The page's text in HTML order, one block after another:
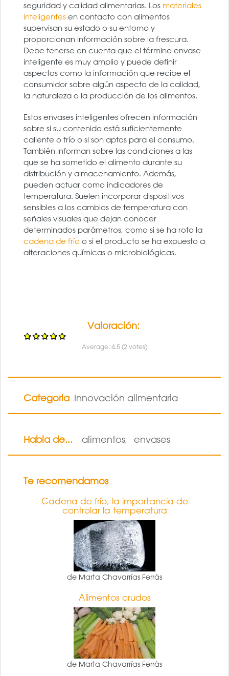
seguridad y calidad alimentarias. Los materiales
inteligentes en contacto con alimentos
supervisan su estado o su entorno y
proporcionan información sobre la frescura.
Debe tenerse en cuenta que el término envase
inteligente es muy amplio y puede definir
aspectos como la información que recibe el
consumidor sobre algún aspecto de la calidad,
la naturaleza o la producción de los alimentos.
Estos envases inteligentes ofrecen información
sobre si su contenido está suficientemente
caliente o frío o si son aptos para el consumo.
También informan sobre las condiciones a las
que se ha sometido el alimento durante su
distribución y almacenamiento. Además,
pueden actuar como indicadores de
temperatura. Suelen incorporar dispositivos
sensibles a los cambios de temperatura con
señales visuales que dejan conocer
determinados parámetros, como si se ha roto la
cadena de frío o si el producto se ha expuesto a
alteraciones químicas o microbiológicas.
Valoración:
Average: 4.5(2 votes)
Categoria Innovación alimentaria
Habla de... alimentos, envases
Te recomendamos
Cadena de frío, la importancia de
controlar la temperatura
de Marta Chavarrías Ferràs
Alimentos crudos
de Marta Chavarrías Ferràs